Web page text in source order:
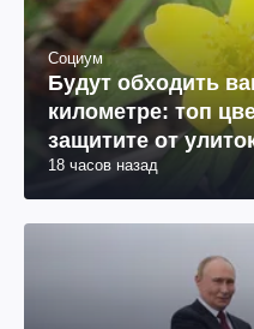
Социум
Будут обходить
километре: топ
защитите от
18 часов назад